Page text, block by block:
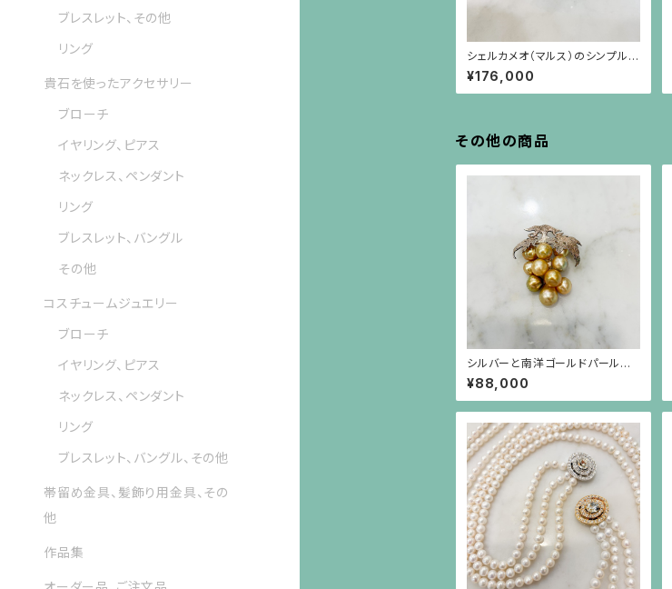
シェルカメオ（マルス）のシンプルな
シルバーリング（サイズ直し不可）
¥176,000
その他の商品
シルバーと南洋ゴールドパールの
葡萄のブローチ（小）
¥88,000
ブレスレット、その他
リング
貴石を使ったアクセサリー
ブローチ
イヤリング、ピアス
ネックレス、ペンダント
リング
ブレスレット、バングル
その他
コスチュームジュエリー
ブローチ
イヤリング、ピアス
ネックレス、ペンダント
リング
ブレスレット、バングル、その他
帯留め金具、髪飾り用金具、その
他
作品集